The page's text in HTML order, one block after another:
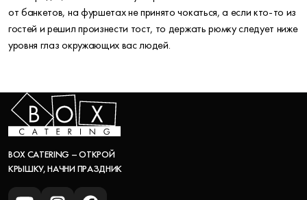
от банкетов, на фуршетах не принято чокаться, а если кто-то из
гостей и решил произнести тост, то держать рюмку следует ниже
уровня глаз окружающих вас людей.
BOX CATERING – ОТКРОЙ
КРЫШКУ, НАЧНИ ПРАЗДНИК